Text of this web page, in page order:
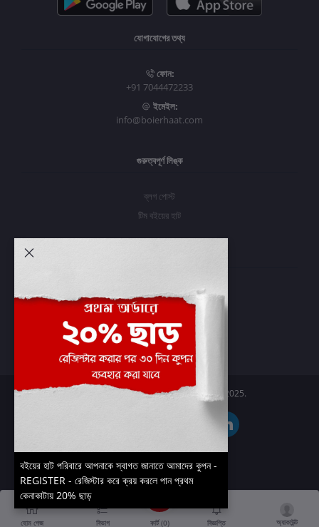
যোগাযোগের তথ্য
ফোন:
+91 7044472233
ইমেইল:
info@boierhaat.com
গুরুত্বপূর্ণ লিঙ্ক
ব্লগ পোস্ট
টিম বইয়ের হাট
প্রবেশ করুন
অর্ডার ইতিহাস
আমার ইচ্ছাগুলি
অর্ডার ট্র্যাকিং
Boier Haat™ | © All rights reserved 2025.
হোম পেজ বিভাগ কার্ট (0) বিজ্ঞপ্তি অ্যাকাউন্ট
বইয়ের হাট পরিবারে আপনাকে স্বাগত জানাতে আমাদের কুপন -
REGISTER - রেজিস্টার করে ক্রয় করলে পান প্রথম
কেনাকাটায় 20% ছাড়